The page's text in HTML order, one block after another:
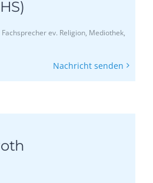
ev. Religion, Mediothek,
Nachricht senden